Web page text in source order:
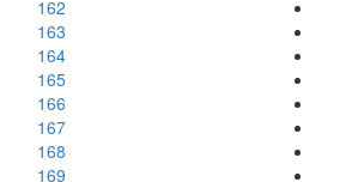
162
163
164
165
166
167
168
169